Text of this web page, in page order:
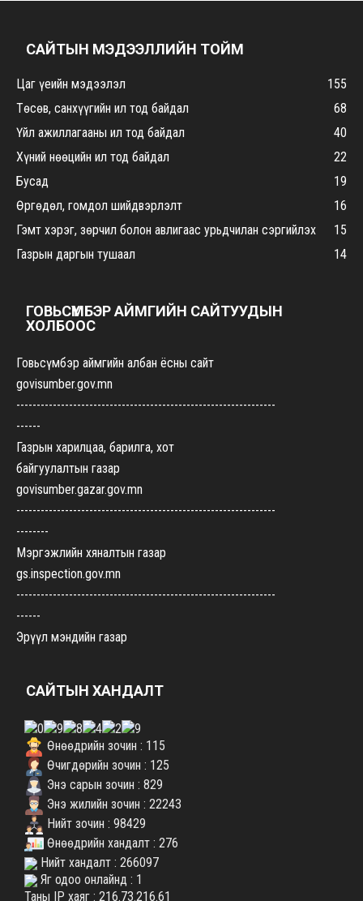
САЙТЫН МЭДЭЭЛЛИЙН ТОЙМ
Цаг үеийн мэдээлэл
155
Төсөв, санхүүгийн ил тод байдал
68
Үйл ажиллагааны ил тод байдал
40
Хүний нөөцийн ил тод байдал
22
Бусад
19
Өргөдөл, гомдол шийдвэрлэлт
16
Гэмт хэрэг, зөрчил болон авлигаас урьдчилан сэргийлэх
15
Газрын даргын тушаал
14
ГОВЬСҮМБЭР АЙМГИЙН САЙТУУДЫН
ХОЛБООС
Говьсүмбэр аймгийн албан ёсны сайт
govisumber.gov.mn
----------------------------------------------------------------
------
Газрын харилцаа, барилга, хот
байгуулалтын газар
govisumber.gazar.gov.mn
----------------------------------------------------------------
--------
Мэргэжлийн хяналтын газар
gs.inspection.gov.mn
----------------------------------------------------------------
------
Эрүүл мэндийн газар
----------------------------------------------------------------
-------
Хүнс, хөдөө аж ахуйн газар
uhaag.gs.gov.mn
----------------------------------------------------------------
-------
Боловсрол, соёл, урлагийн газар
bolovsrol.gs.gov.mn
----------------------------------------------------------------
-----
Байгаль орчин аялал жуулчлалын газар
САЙТЫН ХАНДАЛТ
Өнөөдрийн зочин : 115
Өчигдөрийн зочин : 125
Энэ сарын зочин : 829
Энэ жилийн зочин : 22243
Нийт зочин : 98429
Өнөөдрийн хандалт : 276
Нийт хандалт : 266097
Яг одоо онлайнд : 1
Таны IP хаяг : 216.73.216.61